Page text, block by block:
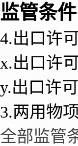
监管条件
4.出口许
x.出口许
y.出口许
3.两用物
全部监管